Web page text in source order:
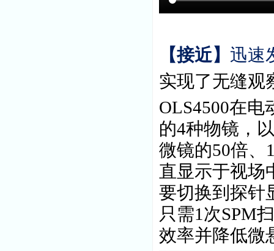
【接近】 迅速
实现了无缝观
OLS4500在电
的4种物镜，
微镜的50倍、
直显示于视场
要切换到探针
只需1 次SPM
效率并降低微